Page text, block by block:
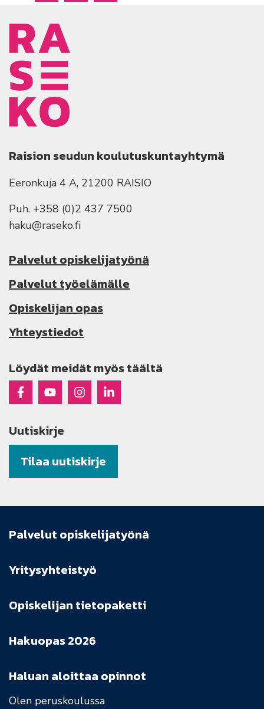
Raision seudun koulutuskuntayhtymä
Eeronkuja 4 A, 21200 RAISIO
Puh. +358 (0)2 437 7500
haku@raseko.fi
Palvelut opiskelijatyönä
Palvelut työelämälle
Opiskelijan opas
Yhteystiedot
Löydät meidät myös täältä
Raseko Facebookissa
Raseko Youtubessa
Raseko Instagramissa
Raseko Linkedinissä
Uutiskirje
Tilaa uutiskirje
Haluan aloittaa opinnot
Olen peruskoulussa
Palvelut opiskelijatyönä
Yritysyhteistyö
Opiskelijan tietopaketti
Hakuopas 2026